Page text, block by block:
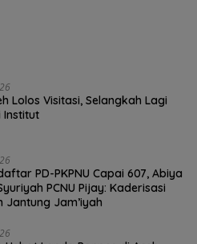
Lolos Visitasi, Selangkah Lagi
Institut
PD-PKPNU Capai 607, Abiya
PCNU Pijay: Kaderisasi
Jantung Jam’iyah